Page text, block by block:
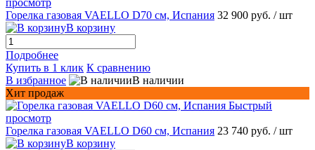
Горелка газовая VAELLO D70 см, Испания 32 900 руб. / шт
В корзину
Подробнее
Купить в 1 клик К сравнению
В избранное
В наличии
Хит продаж
Быстрый
просмотр
Горелка газовая VAELLO D60 см, Испания 23 740 руб. / шт
В корзину